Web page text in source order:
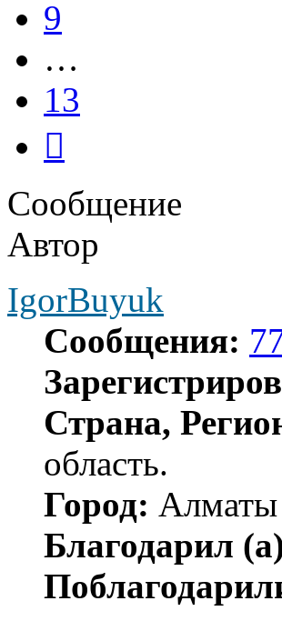
9
…
13
Сообщение
Автор
IgorBuyuk
Сообщения:
Страна,
область.
Город: Алматы
Благодарил